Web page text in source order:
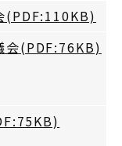
(PDF:110KB)
会(PDF:76KB)